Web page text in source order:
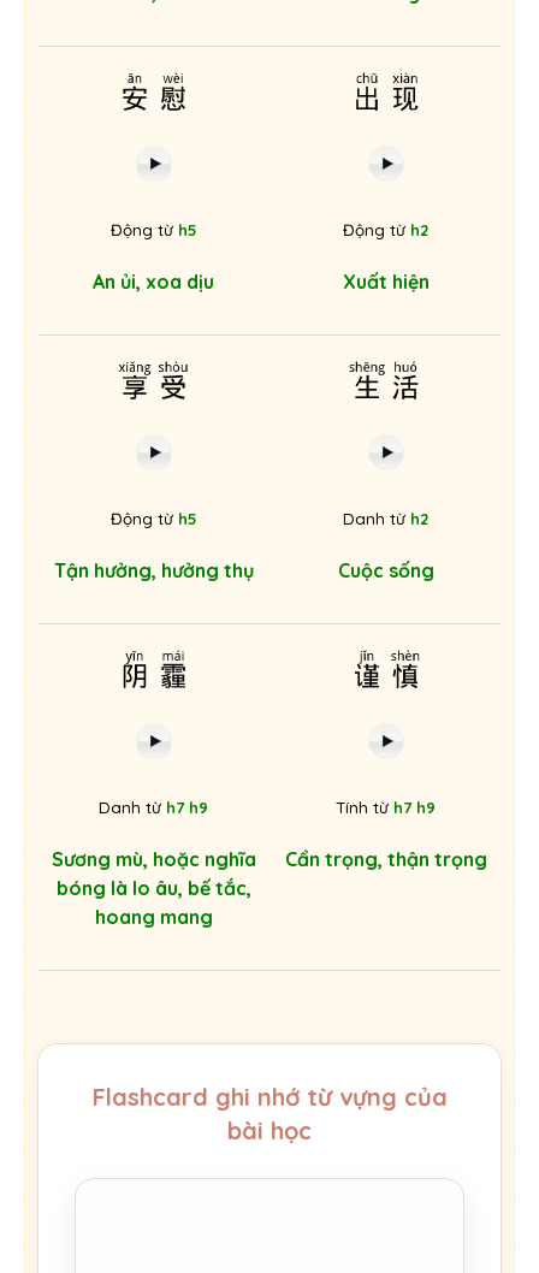
安慰
Động từ h5
An ủi, xoa dịu
出现
Động từ h2
Xuất hiện
享受
Động từ h5
Tận hưởng, hưởng thụ
生活
Danh từ h2
Cuộc sống
阴霾
Danh từ h7 h9
Sương mù, hoặc nghĩa
bóng là lo âu, bế tắc,
hoang mang
谨慎
Tính từ h7 h9
Cẩn trọng, thận trọng
Flashcard ghi nhớ từ vựng của
bài học